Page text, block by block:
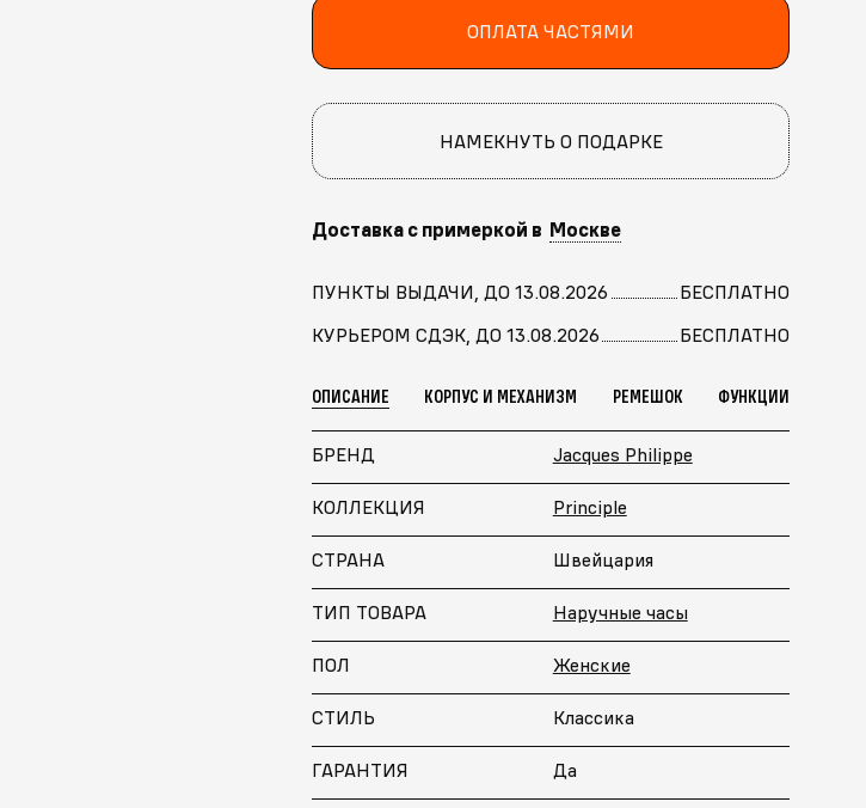
ОПЛАТА ЧАСТЯМИ
НАМЕКНУТЬ О ПОДАРКЕ
Доставка с примеркой в Москве
ПУНКТЫ ВЫДАЧИ, ДО 13.08.2026
БЕСПЛАТНО
КУРЬЕРОМ СДЭК, ДО 13.08.2026
БЕСПЛАТНО
ОПИСАНИЕ КОРПУС И МЕХАНИЗМ РЕМЕШОК ФУНКЦИИ
БРЕНД Jacques Philippe
КОЛЛЕКЦИЯ Principle
СТРАНА Швейцария
ТИП ТОВАРА Наручные часы
ПОЛ Женские
СТИЛЬ Классика
ГАРАНТИЯ Да